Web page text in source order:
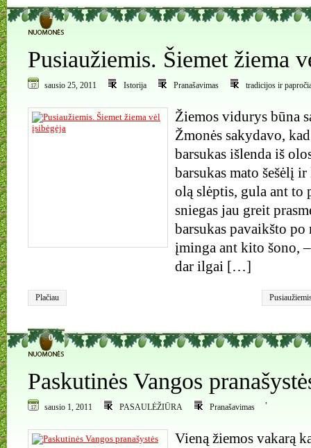
1
Pusiaužiemis. Šiemet žiema
sausio 25, 2011 Istorija Pranašavimas tradicijos ir
Žiemos vidurys būna
Žmonės sakydavo,
barsukas išlenda iš
barsukas mato šešėlį
olą slėptis, gula ant to
sniegas jau greit
barsukas pavaikšto
įminga ant kito šono,
dar ilgai […]
Plačiau
0
Paskutinės Vangos
sausio 1, 2011 PASAULĖŽIŪRA
,
Pranašavimas
Vieną žiemos vakarą